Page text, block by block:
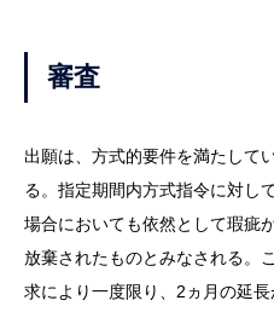
審査
出願は、方式的要件を満たして
る。指定期間内方式指令に対し
場合においても依然として瑕疵
放棄されたものとみなされる。
求により一度限り、2ヵ月の延長